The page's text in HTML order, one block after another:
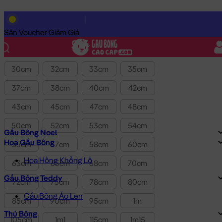
Săn Voucher Giảm Giá
Gấu Bông Noel
Hoa Gấu Bông
Hoa Hồng Khổng Lồ
Gấu Bông Teddy
Gấu Bông Áo Len
Thú Bông
Lọc theo Giá SP:
Giá
Kích thước
30cm 32cm 33cm
35cm
37cm
38cm 40cm
42cm
43cm
45cm 47cm
48cm
50cm
52cm 53cm
54cm
55cm
57cm 58cm
60cm
63cm
65cm 68cm
70cm
72cm
75cm 78cm
80cm
85cm
90cm 95cm
1m
105cm
1m1 115cm
1m15